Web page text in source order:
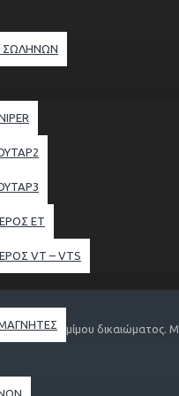
ΣΩΛΗΝΩΝ
ΕΤ
VT – VTS
παντός νομίμου δικαιώματος.